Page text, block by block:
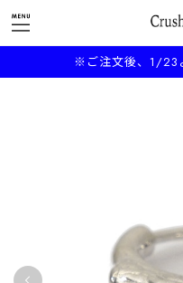
※ご注文後、1/23